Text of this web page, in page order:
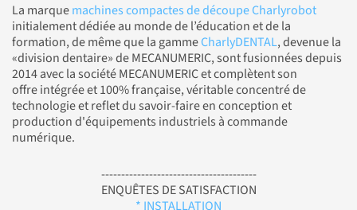
La marquemachines compactes de découpe Charlyrobot
initialement dédiée au monde de l’éducation et de la
formation, de même que la gammeCharlyDENTAL, devenue la
«division dentaire» de MECANUMERIC, sont fusionnées depuis
2014 avec la société MECANUMERIC et complètent son
offre intégrée et 100% française, véritable concentré de
technologie et reflet du savoir-faire en conception et
production d'équipements industriels à commande
numérique.
---------------------------------------
ENQUÊTES DE SATISFACTION
* INSTALLATION